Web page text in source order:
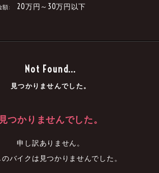
額: 20万円～30万円以下
Not Found...
見つかりませんでした。
見つかりませんでした。
申し訳ありません。
バイクは見つかりませんでした。
中古車